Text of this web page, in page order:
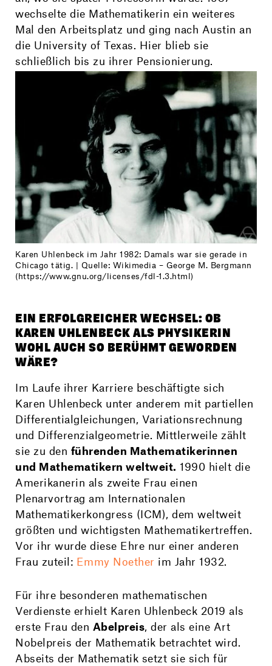
wechselte die Mathematikerin ein weiteres
Mal den Arbeitsplatz und ging nach Austin an
die University of Texas. Hier blieb sie
schließlich bis zu ihrer Pensionierung.
Karen Uhlenbeck im Jahr 1982: Damals war sie gerade in
Chicago tätig. | Quelle: Wikimedia – George M. Bergmann
(https://www.gnu.org/licenses/fdl-1.3.html)
EIN ERFOLGREICHER WECHSEL: OB
KAREN UHLENBECK ALS PHYSIKERIN
WOHL AUCH SO BERÜHMT GEWORDEN
WÄRE?
Im Laufe ihrer Karriere beschäftigte sich
Karen Uhlenbeck unter anderem mit partiellen
Differentialgleichungen, Variationsrechnung
und Differenzialgeometrie. Mittlerweile zählt
sie zu den führenden Mathematikerinnen
und Mathematikern weltweit. 1990 hielt die
Amerikanerin als zweite Frau einen
Plenarvortrag am Internationalen
Mathematikerkongress (ICM), dem weltweit
größten und wichtigsten Mathematikertreffen.
Vor ihr wurde diese Ehre nur einer anderen
Frau zuteil: Emmy Noether im Jahr 1932.
Für ihre besonderen mathematischen
Verdienste erhielt Karen Uhlenbeck 2019 als
erste Frau den Abelpreis, der als eine Art
Nobelpreis der Mathematik betrachtet wird.
Abseits der Mathematik setzt sie sich für